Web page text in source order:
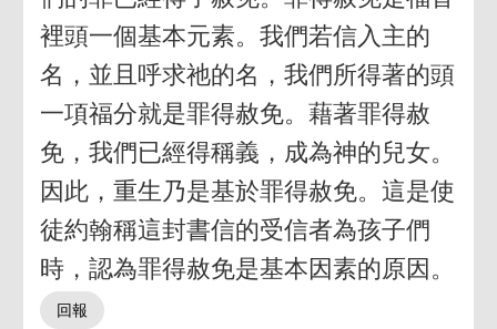
裡頭一個基本元素。我們若信入主的
名，並且呼求祂的名，我們所得著的頭
一項福分就是罪得赦免。藉著罪得赦
免，我們已經得稱義，成為神的兒女。
因此，重生乃是基於罪得赦免。這是使
徒約翰稱這封書信的受信者為孩子們
時，認為罪得赦免是基本因素的原因。